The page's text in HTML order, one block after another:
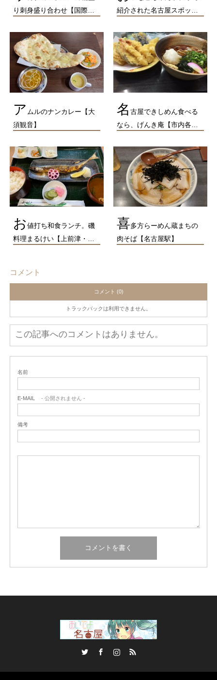
り刺身盛り合わせ【国際…
紹介された名古屋スポッ…
ア ムルのナンカレー【大
須観音】
名 古屋できしめん食べる
なら、げんき庵【市内各…
お値打ち和食ランチ。磯
料理まるけい【上前津・…
喜多方らーめん蔵まちの
肉そば【名古屋駅】
コメント
コメント (0)
トラックバックは利用できません。
この記事へのコメントはありません。
名前
E-MAIL - 公開されません -
備考
RSS